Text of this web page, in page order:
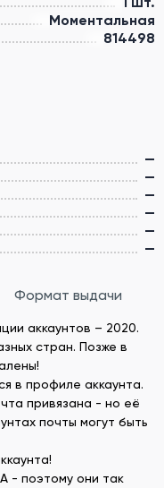
Моментальная
814498
—
—
—
—
—
—
Формат выдачи
аккаунтов – 2020.
стран. Позже в
в профиле аккаунта.
привязана - но её
почты могут быть
- поэтому они так